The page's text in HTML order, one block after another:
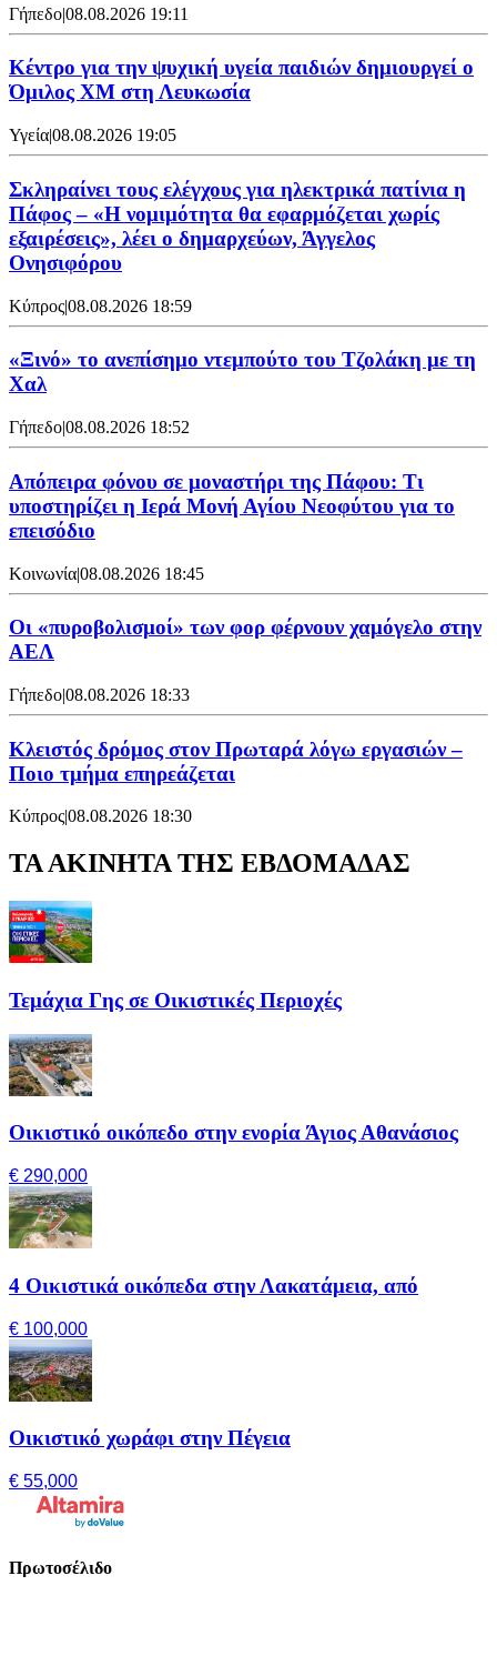
Γήπεδο|08.08.2026 19:11
Κέντρο για την ψυχική υγεία παιδιών δημιουργεί ο
Όμιλος XM στη Λευκωσία
Υγεία|08.08.2026 19:05
Σκληραίνει τους ελέγχους για ηλεκτρικά πατίνια η
Πάφος – «Η νομιμότητα θα εφαρμόζεται χωρίς
εξαιρέσεις», λέει ο δημαρχεύων, Άγγελος
Ονησιφόρου
Κύπρος|08.08.2026 18:59
«Ξινό» το ανεπίσημο ντεμπούτο του Τζολάκη με τη
Χαλ
Γήπεδο|08.08.2026 18:52
Απόπειρα φόνου σε μοναστήρι της Πάφου: Τι
υποστηρίζει η Ιερά Μονή Αγίου Νεοφύτου για το
επεισόδιο
Κοινωνία|08.08.2026 18:45
Οι «πυροβολισμοί» των φορ φέρνουν χαμόγελο στην
ΑΕΛ
Γήπεδο|08.08.2026 18:33
Κλειστός δρόμος στον Πρωταρά λόγω εργασιών –
Ποιο τμήμα επηρεάζεται
Κύπρος|08.08.2026 18:30
ΤΑ ΑΚΙΝΗΤΑ ΤΗΣ ΕΒΔΟΜΑΔΑΣ
Τεμάχια Γης σε Οικιστικές Περιοχές
Οικιστικό οικόπεδο στην ενορία Άγιος Αθανάσιος
€ 290,000
4 Οικιστικά οικόπεδα στην Λακατάμεια, από
€ 100,000
Οικιστικό χωράφι στην Πέγεια
€ 55,000
Πρωτοσέλιδο